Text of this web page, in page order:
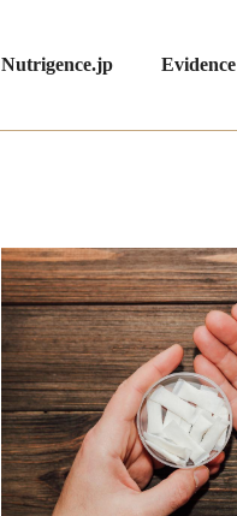
Nutrigence.jp Evidence